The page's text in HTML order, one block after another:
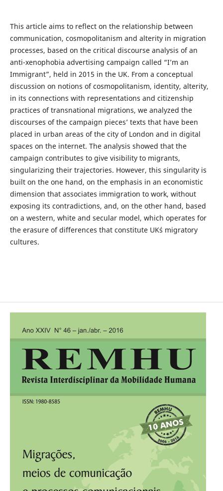
This article aims to reflect on the relationship between
communication, cosmopolitanism and alterity in migration
processes, based on the critical discourse analysis of an
anti-xenophobia advertising campaign called “I’m an
Immigrant”, held in 2015 in the UK. From a conceptual
discussion on notions of cosmopolitanism, identity, alterity,
in its connections with representations and citizenship
practices of transnational migrations, we analyzed the
discourses of the campaign pieces’ texts that have been
placed in urban areas of the city of London and in digital
spaces on the internet. The analysis showed that the
campaign contributes to give visibility to migrants,
singularizing their trajectories. However, this singularity is
built on the one hand, on the emphasis in an economistic
dimension that associates immigration to work, without
exposing its contradictions, and, on the other hand, based
on a western, white and secular model, which operates for
the erasure of differences that constitute UK´s migratory
cultures.